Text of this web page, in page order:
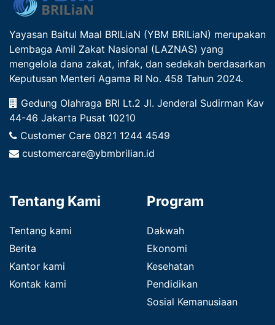
Yayasan Baitul Maal BRILiaN (YBM BRILiaN) merupakan
Lembaga Amil Zakat Nasional (LAZNAS) yang
mengelola dana zakat, infak, dan sedekah berdasarkan
Keputusan Menteri Agama RI No. 458 Tahun 2024.
Gedung Olahraga BRI Lt.2 Jl. Jenderal Sudirman Kav
44-46 Jakarta Pusat 10210
Customer Care 0821 1244 4549
customercare@ybmbrilian.id
Tentang Kami
Tentang kami
Berita
Kantor kami
Kontak kami
Program
Dakwah
Ekonomi
Kesehatan
Pendidikan
Sosial Kemanusiaan